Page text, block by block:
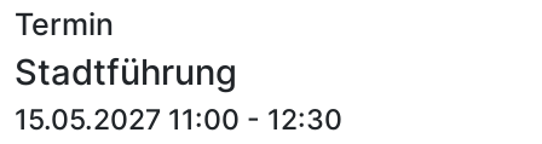
Termin
Stadtführung
15.05.2027 11:00 - 12:30